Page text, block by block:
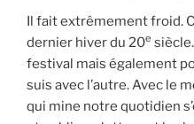
Il fait extrêmement froid.
dernier hiver du 20e
festival mais également
suis avec l’autre. Avec le
qui mine notre quotidien